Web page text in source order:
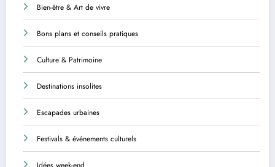
Bien-être & Art de vivre
Bons plans et conseils pratiques
Culture & Patrimoine
Destinations insolites
Escapades urbaines
Festivals & événements culturels